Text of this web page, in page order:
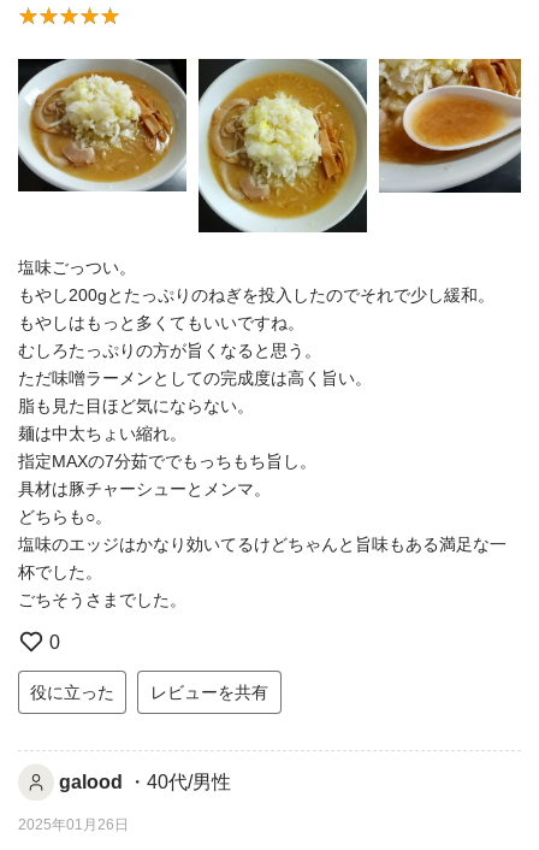
塩味ごっつい。
もやし200gとたっぷりのねぎを投入したのでそれで少し緩和。
もやしはもっと多くてもいいですね。
むしろたっぷりの方が旨くなると思う。
ただ味噌ラーメンとしての完成度は高く旨い。
脂も見た目ほど気にならない。
麺は中太ちょい縮れ。
指定MAXの7分茹ででもっちもち旨し。
具材は豚チャーシューとメンマ。
どちらも○。
塩味のエッジはかなり効いてるけどちゃんと旨味もある満足な一
杯でした。
ごちそうさまでした。
0
役に立った レビューを共有
galood ・40代/男性
2025年01月26日